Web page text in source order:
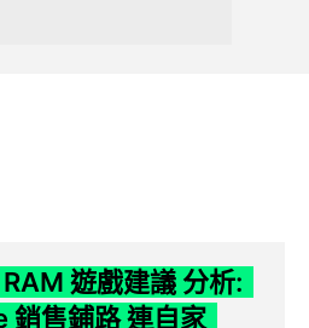
遊戲建議 分析:
銷售鋪路 連自家